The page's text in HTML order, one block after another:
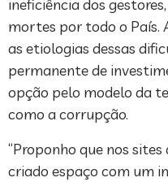
ineficiência dos
mortes por todo o País.
as etiologias dessas
permanente de
opção pelo modelo da
como a corrupção.
“Proponho que nos
criado espaço com um